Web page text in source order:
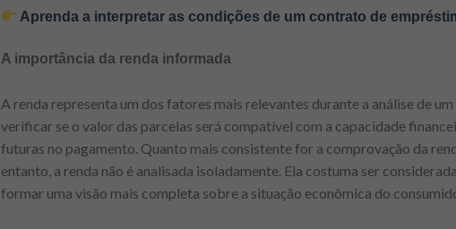
Aprenda a interpretar as condições de um contrato de
A importância da renda informada
A renda representa um dos fatores mais relevantes durante a análise de
verificar se o valor das parcelas será compatível com a capacidade
futuras no pagamento. Quanto mais consistente for a comprovação da
entanto, a renda não é analisada isoladamente. Ela costuma ser
formar uma visão mais completa sobre a situação econômica do